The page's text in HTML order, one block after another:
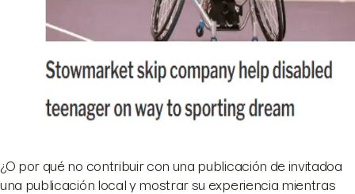
¿O por qué no contribuir con una publicación de invitadoa
una publicación local y mostrar su experiencia mientras